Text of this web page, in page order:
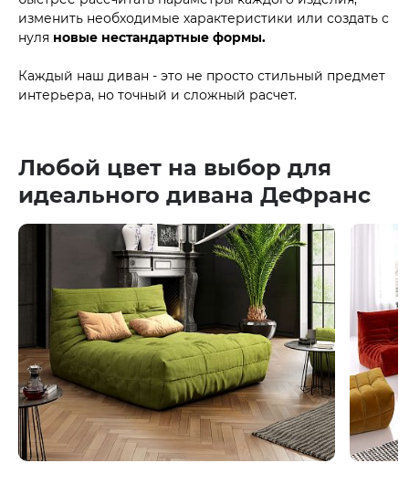
изменить необходимые характеристики или создать с
нуля новые нестандартные формы.
Каждый наш диван - это не просто стильный предмет
интерьера, но точный и сложный расчет.
Любой цвет на выбор для
идеального дивана ДеФранс